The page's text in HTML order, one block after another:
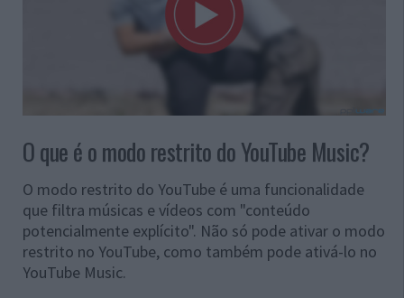
O que é o modo restrito do YouTube Music?
O modo restrito do YouTube é uma funcionalidade
que filtra músicas e vídeos com "conteúdo
potencialmente explícito". Não só pode ativar o modo
restrito no YouTube, como também pode ativá-lo no
YouTube Music.